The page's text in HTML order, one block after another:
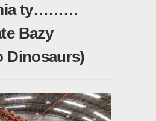
ty………
Bazy
Dinosaurs)